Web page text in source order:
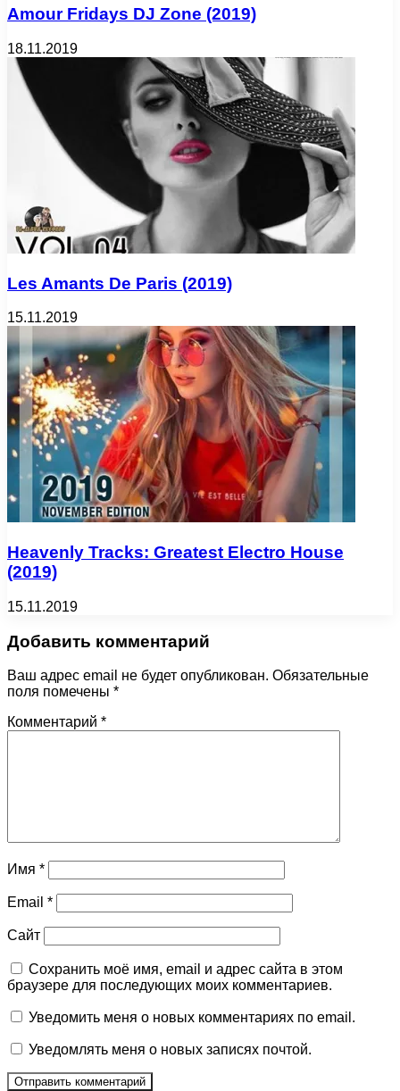
Amour Fridays DJ Zone (2019)
18.11.2019
Les Amants De Paris (2019)
15.11.2019
Heavenly Tracks: Greatest Electro House
(2019)
15.11.2019
Добавить комментарий
Ваш адрес email не будет опубликован. Обязательные
поля помечены *
Комментарий *
Имя *
Email *
Сайт
Сохранить моё имя, email и адрес сайта в этом
браузере для последующих моих комментариев.
Уведомить меня о новых комментариях по email.
Уведомлять меня о новых записях почтой.